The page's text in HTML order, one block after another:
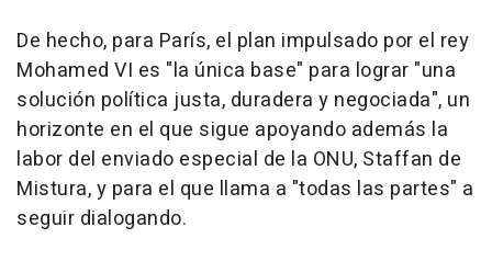
De hecho, para París, el plan impulsado por el rey
Mohamed VI es "la única base" para lograr "una
solución política justa, duradera y negociada", un
horizonte en el que sigue apoyando además la
labor del enviado especial de la ONU, Staffan de
Mistura, y para el que llama a "todas las partes" a
seguir dialogando.